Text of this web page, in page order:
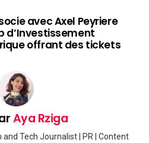
avec Axel Peyriere
d’Investissement
offrant des tickets
Aya Rziga
and Tech Journalist | PR | Content